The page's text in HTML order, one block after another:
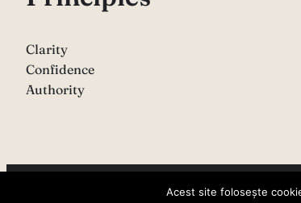
Clarity
Confidence
Authority
Copyright 2026 – Sabina VargaAcest site folosește